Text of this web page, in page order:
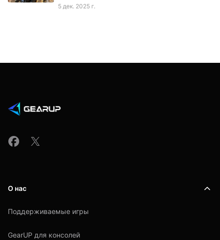
(CODM)
5 дек. 2025 г.
О нас
Поддерживаемые игры
GearUP для консолей